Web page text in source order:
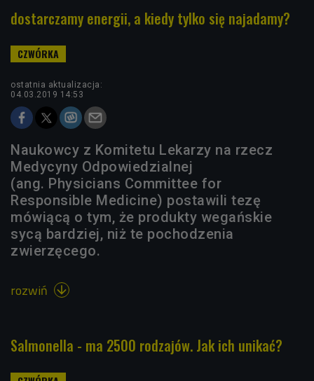
dostarczamy energii, a kiedy tylko się najadamy?
ostatnia aktualizacja:
04.03.2019 14:53
Naukowcy z Komitetu Lekarzy na rzecz
Medycyny Odpowiedzialnej
(ang. Physicians Committee for
Responsible Medicine) postawili tezę
mówiącą o tym, że produkty wegańskie
sycą bardziej, niż te pochodzenia
zwierzęcego.
rozwiń 
Salmonella - ma 2500 rodzajów. Jak ich unikać?